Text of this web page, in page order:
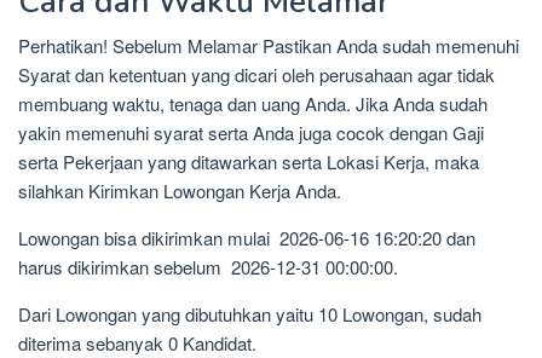
Perhatikan! Sebelum Melamar Pastikan Anda sudah memenuhi
Syarat dan ketentuan yang dicari oleh perusahaan agar tidak
membuang waktu, tenaga dan uang Anda. Jika Anda sudah
yakin memenuhi syarat serta Anda juga cocok dengan Gaji
serta Pekerjaan yang ditawarkan serta Lokasi Kerja, maka
silahkan Kirimkan Lowongan Kerja Anda.
Lowongan bisa dikirimkan mulai 2026-06-16 16:20:20 dan
harus dikirimkan sebelum 2026-12-31 00:00:00.
Dari Lowongan yang dibutuhkan yaitu 10 Lowongan, sudah
diterima sebanyak 0 Kandidat.